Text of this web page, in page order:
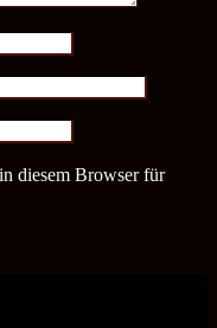
diesem Browser für